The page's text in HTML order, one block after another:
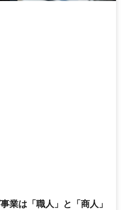
業は「職人」と「商人」